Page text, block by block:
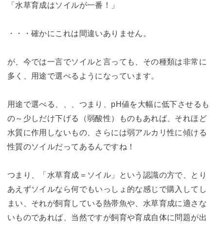
「水草育成はソイルが一番！」
・・・確かにこれは間違いありません。
が、今では一言でソイルと言っても、その種類は非常に
多く、用途で選べるようになっています。
用途で選べる、、、つまり、pH値を大幅に低下させるも
の～少しだけ下げる（弱酸性）ものもあれば、それほど
水質に作用しないもの、さらには弱アルカリ性に傾ける
性質のソイルだってあるんですね！
つまり、「水草育成＝ソイル」という認識の方で、とり
あえずソイルなら何でもいっしょ的な感じで購入してし
まい、それが飼育している熱帯魚や、水草育成に適さな
いものであれば、当然ですが飼育や育成自体に問題が出